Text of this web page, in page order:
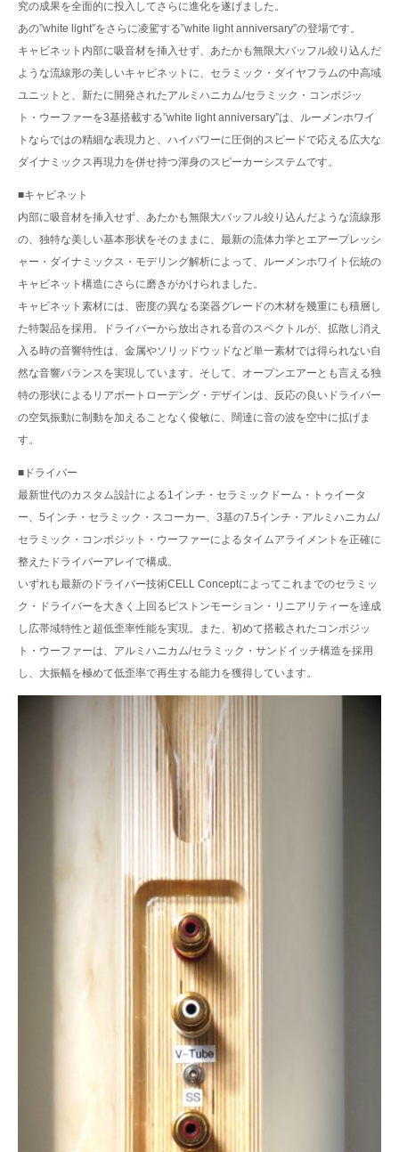
究の成果を全面的に投入してさらに進化を遂げました。
あの”white light”をさらに凌駕する”white light anniversary”の登場です。
キャビネット内部に吸音材を挿入せず、あたかも無限大バッフル絞り込んだ
ような流線形の美しいキャビネットに、セラミック・ダイヤフラムの中高域
ユニットと、新たに開発されたアルミハニカム/セラミック・コンポジッ
ト・ウーファーを3基搭載する”white light anniversary”は、ルーメンホワイ
トならではの精細な表現力と、ハイパワーに圧倒的スピードで応える広大な
ダイナミックス再現力を併せ持つ渾身のスピーカーシステムです。
■キャビネット
内部に吸音材を挿入せず、あたかも無限大バッフル絞り込んだような流線形
の、独特な美しい基本形状をそのままに、最新の流体力学とエアープレッシ
ャー・ダイナミックス・モデリング解析によって、ルーメンホワイト伝統の
キャビネット構造にさらに磨きがかけられました。
キャビネット素材には、密度の異なる楽器グレードの木材を幾重にも積層し
た特製品を採用。ドライバーから放出される音のスペクトルが、拡散し消え
入る時の音響特性は、金属やソリッドウッドなど単一素材では得られない自
然な音響バランスを実現しています。そして、オープンエアーとも言える独
特の形状によるリアポートローデング・デザインは、反応の良いドライバー
の空気振動に制動を加えることなく俊敏に、闊達に音の波を空中に拡げま
す。
■ドライバー
最新世代のカスタム設計による1インチ・セラミックドーム・トゥイータ
ー、5インチ・セラミック・スコーカー、3基の7.5インチ・アルミハニカム/
セラミック・コンポジット・ウーファーによるタイムアライメントを正確に
整えたドライバーアレイで構成。
いずれも最新のドライバー技術CELL Conceptによってこれまでのセラミッ
ク・ドライバーを大きく上回るピストンモーション・リニアリティーを達成
し広帯域特性と超低歪率性能を実現。また、初めて搭載されたコンポジッ
ト・ウーファーは、アルミハニカム/セラミック・サンドイッチ構造を採用
し、大振幅を極めて低歪率で再生する能力を獲得しています。